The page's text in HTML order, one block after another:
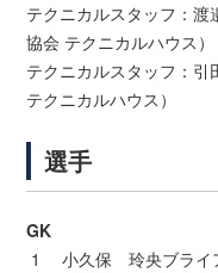
テクニカルスタッフ：
協会 テクニカルハウス）
テクニカルスタッフ：
テクニカルハウス）
選手
GK
1 小久保 玲央ブライ